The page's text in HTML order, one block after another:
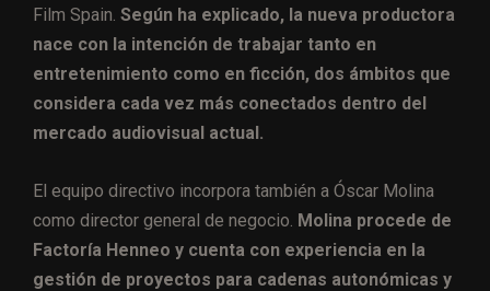
Film Spain. Según ha explicado, la nueva productora
nace con la intención de trabajar tanto en
entretenimiento como en ficción, dos ámbitos que
considera cada vez más conectados dentro del
mercado audiovisual actual.
El equipo directivo incorpora también a Óscar Molina
como director general de negocio. Molina procede de
Factoría Henneo y cuenta con experiencia en la
gestión de proyectos para cadenas autonómicas y